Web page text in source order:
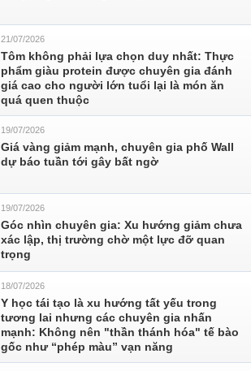
21/07/2026
Tôm không phải lựa chọn duy nhất: Thực
phẩm giàu protein được chuyên gia đánh
giá cao cho người lớn tuổi lại là món ăn
quá quen thuộc
19/07/2026
Giá vàng giảm mạnh, chuyên gia phố Wall
dự báo tuần tới gây bất ngờ
19/07/2026
Góc nhìn chuyên gia: Xu hướng giảm chưa
xác lập, thị trường chờ một lực đỡ quan
trọng
18/07/2026
Y học tái tạo là xu hướng tất yếu trong
tương lai nhưng các chuyên gia nhấn
mạnh: Không nên "thần thánh hóa" tế bào
gốc như “phép màu” vạn năng